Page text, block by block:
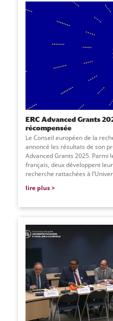
ERC Advanced Grants
récompensée
Le Conseil européen de la
annoncé les résultats de son
Advanced Grants 2025. Parmi
français, deux développent
recherche rattachées à
lire plus